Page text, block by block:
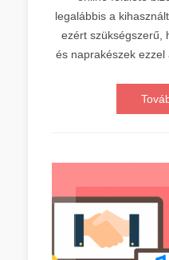
legalábbis a
ezért szükségszerű,
és naprakészek ezzel